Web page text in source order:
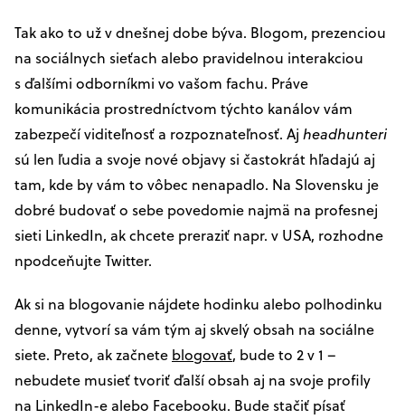
Tak ako to už v dnešnej dobe býva. Blogom, prezenciou
na sociálnych sieťach alebo pravidelnou interakciou
s ďalšími odborníkmi vo vašom fachu. Práve
komunikácia prostredníctvom týchto kanálov vám
zabezpečí viditeľnosť a rozpoznateľnosť. Aj headhunteri
sú len ľudia a svoje nové objavy si častokrát hľadajú aj
tam, kde by vám to vôbec nenapadlo. Na Slovensku je
dobré budovať o sebe povedomie najmä na profesnej
sieti LinkedIn, ak chcete preraziť napr. v USA, rozhodne
npodceňujte Twitter.
Ak si na blogovanie nájdete hodinku alebo polhodinku
denne, vytvorí sa vám tým aj skvelý obsah na sociálne
siete. Preto, ak začnete blogovať, bude to 2 v 1 –
nebudete musieť tvoriť ďalší obsah aj na svoje profily
na LinkedIn-e alebo Facebooku. Bude stačiť písať